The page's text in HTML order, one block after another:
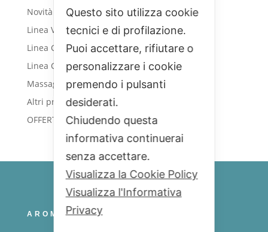
prodotto
Novità
prodotti
Linea Viso 1010
prodotti
Linea Corpo 77
prodotti
Linea Capelli 22
prodotti
Massaggi 22
prodotti
Altri prodotti 55
prodotti
OFFERTE 11
prodotto
AROMAS NATURALES
Questo sito utilizza cookie
tecnici e di profilazione.
Puoi accettare, rifiutare o
personalizzare i cookie
premendo i pulsanti
desiderati.
Chiudendo questa
informativa continuerai
senza accettare.
Visualizza la Cookie Policy
Visualizza l'Informativa
Privacy